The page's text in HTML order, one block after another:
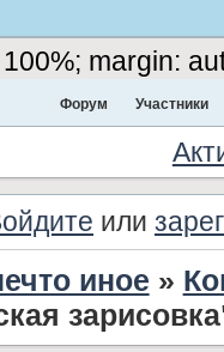
margin:
Форум Участники
или
иное »